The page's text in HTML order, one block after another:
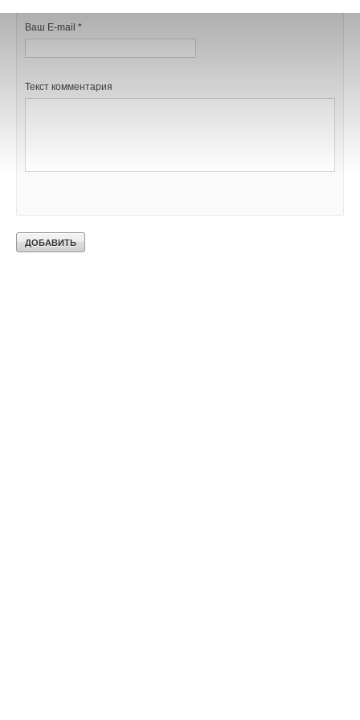
Ваш E-mail *
Текст комментария